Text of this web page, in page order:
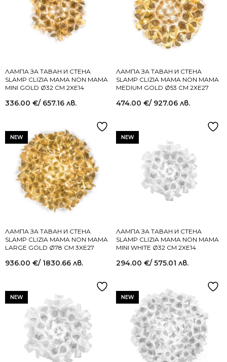
ЛАМПА ЗА ТАВАН И СТЕНА
SLAMP CLIZIA MAMA NON MAMA
MINI GOLD Ø32 СМ 2XE14
336.00 €/ 657.16 лв.
ЛАМПА ЗА ТАВАН И СТЕНА
SLAMP CLIZIA MAMA NON MAMA
MEDIUM GOLD Ø53 СМ 2XE27
474.00 €/ 927.06 лв.
NEW
ЛАМПА ЗА ТАВАН И СТЕНА
SLAMP CLIZIA MAMA NON MAMA
LARGE GOLD Ø78 СМ 3XE27
936.00 €/ 1830.66 лв.
NEW
ЛАМПА ЗА ТАВАН И СТЕНА
SLAMP CLIZIA MAMA NON MAMA
MINI WHITE Ø32 СМ 2XE14
294.00 €/ 575.01 лв.
NEW NEW